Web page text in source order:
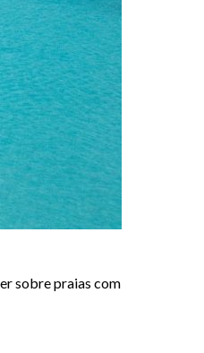
sobre praias com